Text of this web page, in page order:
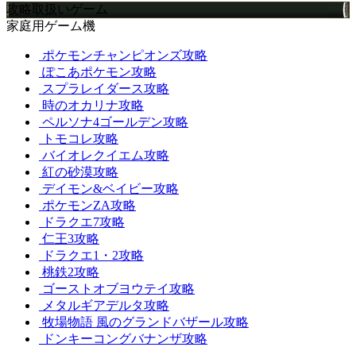
攻略取扱いゲーム
家庭用ゲーム機
ポケモンチャンピオンズ攻略
ぽこあポケモン攻略
スプラレイダース攻略
時のオカリナ攻略
ペルソナ4ゴールデン攻略
トモコレ攻略
バイオレクイエム攻略
紅の砂漠攻略
デイモン&ベイビー攻略
ポケモンZA攻略
ドラクエ7攻略
仁王3攻略
ドラクエ1・2攻略
桃鉄2攻略
ゴーストオブヨウテイ攻略
メタルギアデルタ攻略
牧場物語 風のグランドバザール攻略
ドンキーコングバナンザ攻略